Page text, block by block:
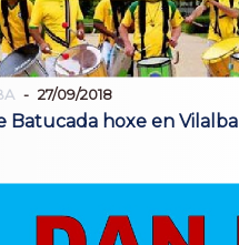
27/09/2018
Batucada hoxe en Vilalba